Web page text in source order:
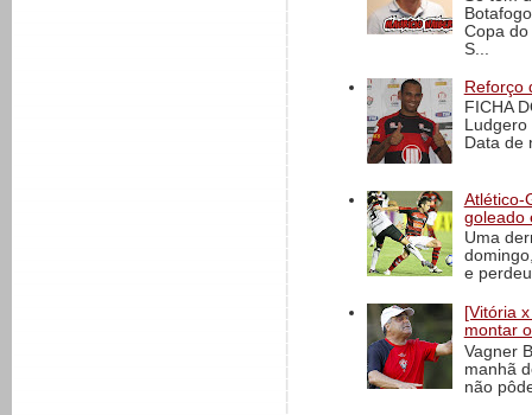
Copa
S...
Reforço
FICHA
Data de
Atlético-
goleado
Uma
e
[Vitória
montar
Vagner
manhã
não